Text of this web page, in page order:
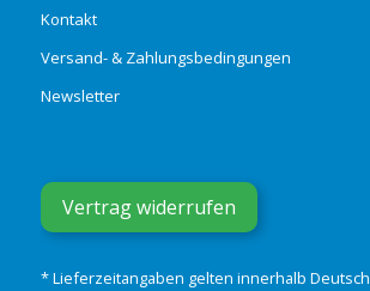
Kontakt
Versand- & Zahlungsbedingungen
Newsletter
Vertrag widerrufen
* Lieferzeitangaben gelten innerhalb